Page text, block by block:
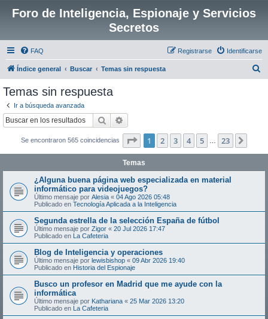
Foro de Inteligencia, Espionaje y Servicios
Secretos
FAQ Identificarse
Registrarse
Índice general Buscar Temas sin respuesta
Temas sin respuesta
Ir a búsqueda avanzada
Buscar
Se encontraron 565 coincidencias Página de 23
1 2 3 4 5 23
Temas
¿Alguna buena página web especializada en material
informático para videojuegos?
Último mensaje por Alesia « 04 Ago 2026 05:48
Publicado en Tecnología Aplicada a la Inteligencia
Segunda estrella de la selección España de fútbol
Último mensaje por Zigor « 20 Jul 2026 17:47
Publicado en La Cafeteria
Blog de Inteligencia y operaciones
Último mensaje por lewisbishop « 09 Abr 2026 19:40
Publicado en Historia del Espionaje
Busco un profesor en Madrid que me ayude con la
informática
Último mensaje por Kathariana « 25 Mar 2026 13:20
Publicado en La Cafeteria